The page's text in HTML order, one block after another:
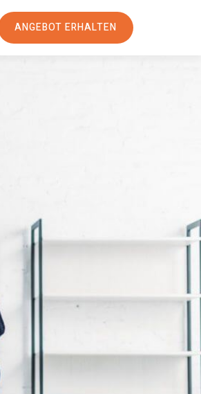
ANGEBOT ERHALTEN